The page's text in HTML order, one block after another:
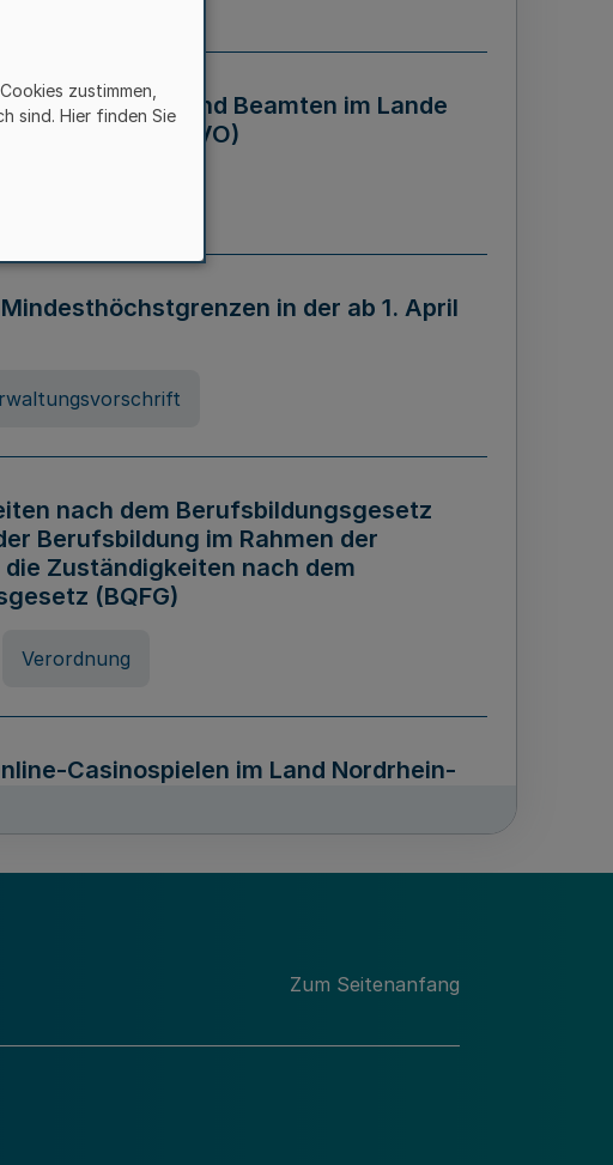
Beamtinnen und Beamten im Lande
- AZVO)
in der ab 1. April
nach dem Berufsbildungsgesetz
Berufsbildung im Rahmen der
Zuständigkeiten nach dem
(BQFG)
Verordnung
Casinospielen im Land Nordrhein-
von Unterlagen sowie über
Archivguts im Lande Nordrhein-
Zum Seitenanfang
zustimmen,
sind. Hier finden Sie